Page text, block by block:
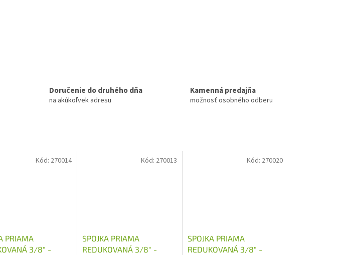
Doručenie do druhého dňa
na akúkoľvek adresu
Kamenná predajňa
možnosť osobného odberu
PRIAMA
3/8" -
Kód: 270014
SPOJKA PRIAMA
REDUKOVANÁ 3/8" -
Kód: 270013
SPOJKA PRIAMA
REDUKOVANÁ 3/8" -
Kód: 270020